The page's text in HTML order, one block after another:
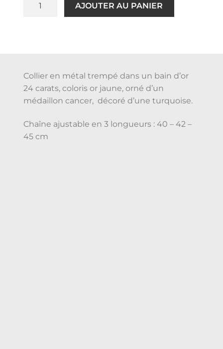
AJOUTER AU PANIER
Collier en métal trempé dans un bain d’or
24 carats, coloris or jaune, orné d’un
médaillon cancer, décoré d’une turquoise.
Chaîne ajustable en 3 longueurs : 40 – 42 –
45 cm